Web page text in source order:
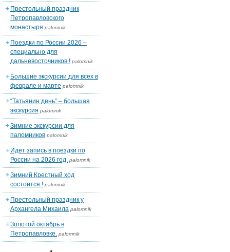
Престольный праздник
Петропавловского
монастыря palomnik
Поездки по России 2026 –
специально для
дальневосточников ! palomnik
Большие экскурсии для всех в
феврале и марте palomnik
“Татьянин день” – большая
экскурсия palomnik
Зимние экскурсии для
паломников palomnik
Идет запись в поездки по
России на 2026 год. palomnik
Зимний Крестный ход
состоится ! palomnik
Престольный праздник у
Архангела Михаила palomnik
Золотой октябрь в
Петропавловке. palomnik